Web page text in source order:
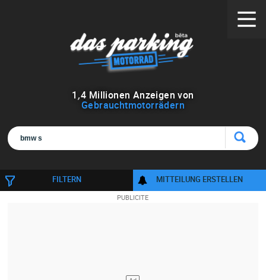
1 ,4 Millionen Anzeigen von
Gebrauchtmotorrädern
FILTERN MITTEILUNG ERSTELLEN